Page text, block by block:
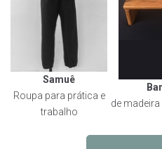
Samuê
Roupa para prática e
trabalho
de